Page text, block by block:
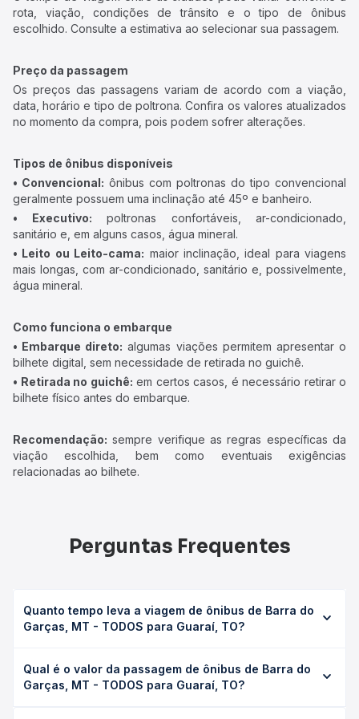
rota, viação, condições de trânsito e o tipo de ônibus
escolhido. Consulte a estimativa ao selecionar sua passagem.
Preço da passagem
Os preços das passagens variam de acordo com a viação,
data, horário e tipo de poltrona. Confira os valores atualizados
no momento da compra, pois podem sofrer alterações.
Tipos de ônibus disponíveis
• Convencional: ônibus com poltronas do tipo convencional
geralmente possuem uma inclinação até 45º e banheiro.
• Executivo: poltronas confortáveis, ar-condicionado,
sanitário e, em alguns casos, água mineral.
• Leito ou Leito-cama: maior inclinação, ideal para viagens
mais longas, com ar-condicionado, sanitário e, possivelmente,
água mineral.
Como funciona o embarque
• Embarque direto: algumas viações permitem apresentar o
bilhete digital, sem necessidade de retirada no guichê.
• Retirada no guichê: em certos casos, é necessário retirar o
bilhete físico antes do embarque.
Recomendação: sempre verifique as regras específicas da
viação escolhida, bem como eventuais exigências
relacionadas ao bilhete.
Perguntas Frequentes
Quanto tempo leva a viagem de ônibus de Barra do
Garças, MT - TODOS para Guaraí, TO?
para Guaraí, TO leva em média 24h 40min, podendo variar
conforme a viação, o tipo de serviço (convencional,
Qual é o valor da passagem de ônibus de Barra do
Garças, MT - TODOS para Guaraí, TO?